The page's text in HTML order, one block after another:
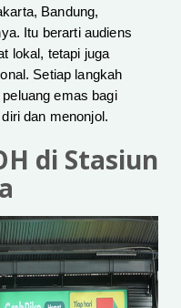
Bandung,
Itu berarti audiens
lokal, tetapi juga
Setiap langkah
emas bagi
dan menonjol.
di Stasiun